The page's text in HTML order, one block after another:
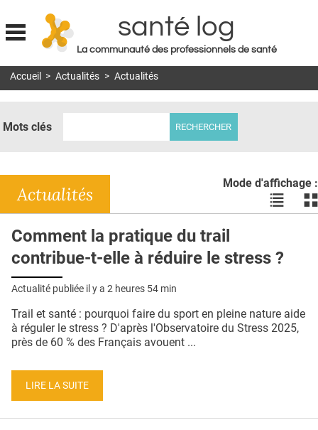
Jump to navigation
santé log
La communauté des professionnels de santé
MON COMPTE
DOSSIERS
RÉSEAUX
E-REVUE SAD
QUI SOMMES-NOUS ?
CONDITIONS GÉNÉRALES
Accueil > Actualités > Actualités
Mots clés
Mode d'affichage :
Voir
les
liste
les
Actualités
Comment la pratique du trail
contribue-t-elle à réduire le stress ?
Actualité publiée il y a 2 heures 54 min
Trail et santé : pourquoi faire du sport en pleine nature aide
à réguler le stress ? D'après l'Observatoire du Stress 2025,
près de 60 % des Français avouent ...
LIRE LA SUITE